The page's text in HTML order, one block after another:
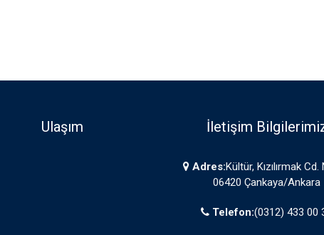
Ulaşım İletişim
Adres:Kültür, Kızılırmak Cd.
06420 Çankaya/Ankara
Telefon:(0312) 433 00